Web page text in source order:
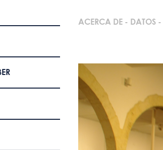
ACERCA DE- DATOS-